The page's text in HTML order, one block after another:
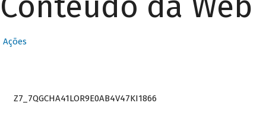
Ações
Z7_7QGCHA41LOR9E0AB4V47KI1866